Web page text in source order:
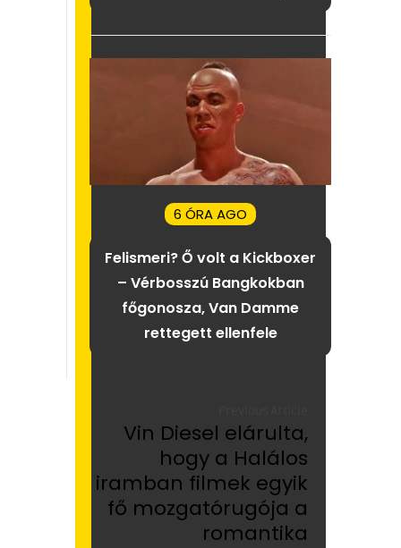
6 ÓRA AGO
Felismeri? Ő volt a Kickboxer
– Vérbosszú Bangkokban
főgonosza, Van Damme
rettegett ellenfele
Vin Diesel elárulta,
hogy a Halálos
iramban filmek egyik
fő mozgatórugója a
romantika